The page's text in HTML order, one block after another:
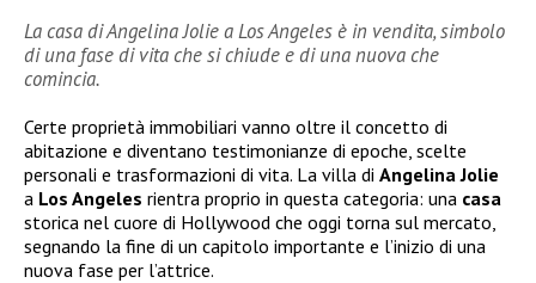
La casa di Angelina Jolie a Los Angeles è in vendita, simbolo
di una fase di vita che si chiude e di una nuova che
comincia.
Certe proprietà immobiliari vanno oltre il concetto di
abitazione e diventano testimonianze di epoche, scelte
personali e trasformazioni di vita. La villa di Angelina Jolie
a Los Angeles rientra proprio in questa categoria: una casa
storica nel cuore di Hollywood che oggi torna sul mercato,
segnando la fine di un capitolo importante e l’inizio di una
nuova fase per l’attrice.